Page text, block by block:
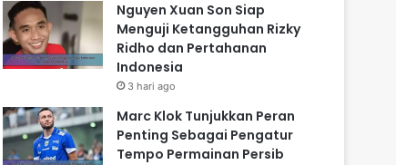
Nguyen Xuan Son Siap
Menguji Ketangguhan Rizky
Ridho dan Pertahanan
Indonesia
3 hari ago
Marc Klok Tunjukkan Peran
Penting Sebagai Pengatur
Tempo Permainan Persib